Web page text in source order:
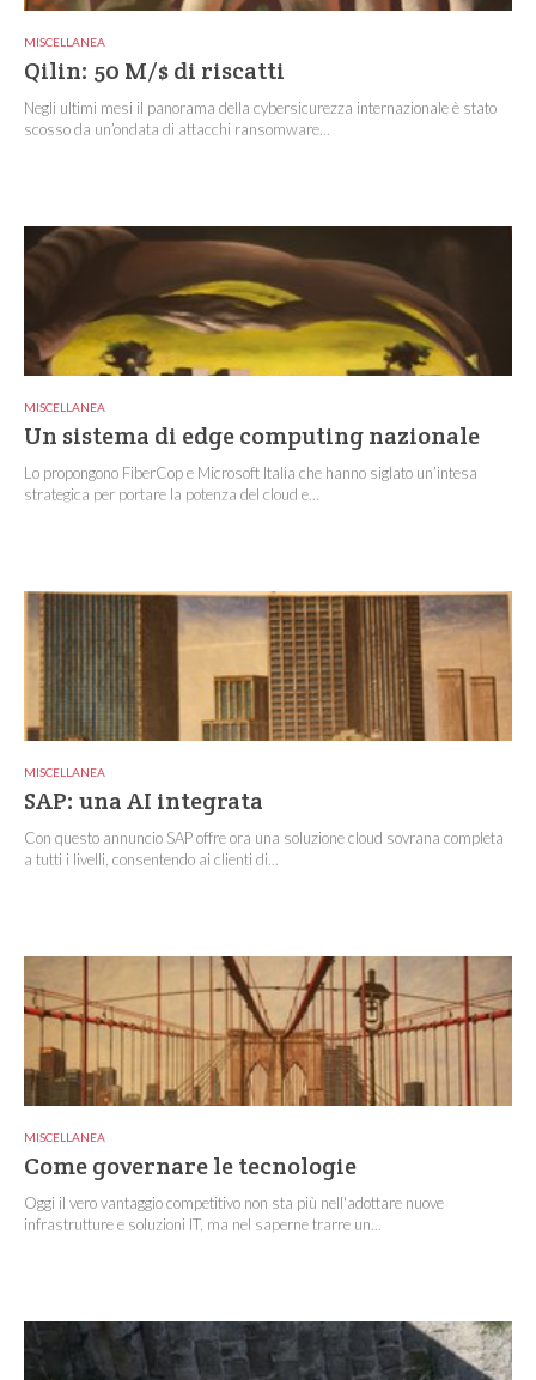
MISCELLANEA
Qilin: 50 M/$ di riscatti
Negli ultimi mesi il panorama della cybersicurezza internazionale è stato
scosso da un’ondata di attacchi ransomware...
MISCELLANEA
Un sistema di edge computing nazionale
Lo propongono FiberCop e Microsoft Italia che hanno siglato un’intesa
strategica per portare la potenza del cloud e...
MISCELLANEA
SAP: una AI integrata
Con questo annuncio SAP offre ora una soluzione cloud sovrana completa
a tutti i livelli, consentendo ai clienti di...
MISCELLANEA
Come governare le tecnologie
Oggi il vero vantaggio competitivo non sta più nell'adottare nuove
infrastrutture e soluzioni IT, ma nel saperne trarre un...